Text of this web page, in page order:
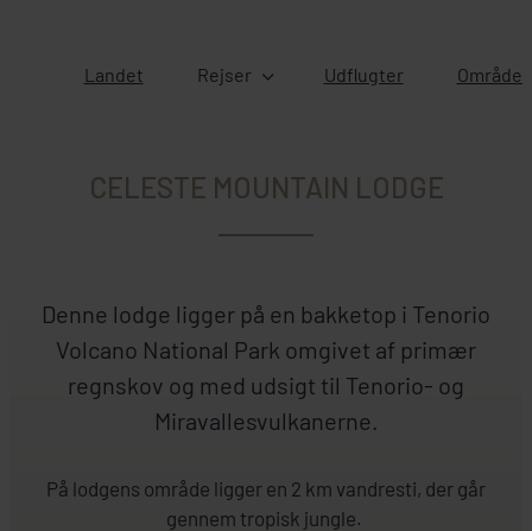
Landet Rejser Udflugter
CELESTE MOUNTAIN LODGE
Denne lodge ligger på en bakketop i Tenorio
Volcano National Park omgivet af primær
regnskov og med udsigt til Tenorio- og
Miravallesvulkanerne.
På lodgens område ligger en 2 km vandresti, der går
gennem tropisk jungle.